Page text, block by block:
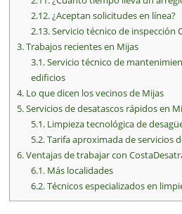
2.12.¿Aceptan solicitudes en línea?
2.13.Servicio técnico de inspección
3.Trabajos recientes en Mijas
3.1.Servicio técnico de
edificios
4.Lo que dicen los vecinos de Mijas
5.Servicios de desatascos rápidos en
5.1.Limpieza tecnológica de
5.2.Tarifa aproximada de servicios
6.Ventajas de trabajar con
6.1.Más localidades
6.2.Técnicos especializados en